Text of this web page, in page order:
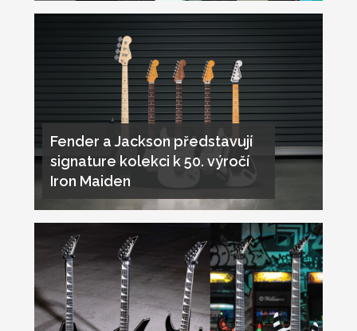
Fender a Jackson představují
signature kolekci k 50. výročí
Iron Maiden